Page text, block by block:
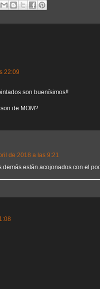
22:09
son buenísimos!!
de MOM?
de 2018 a las 9:21
demás están acojonados con el